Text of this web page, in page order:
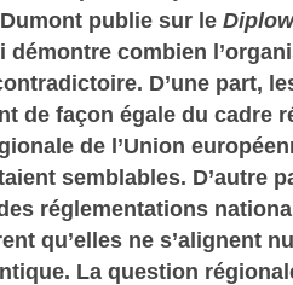
publie sur le
démontre combien
D’une part,
de façon égale du cadre
de l’Union
semblables. D’autre
réglementations
qu’elles ne s’alignent
La question